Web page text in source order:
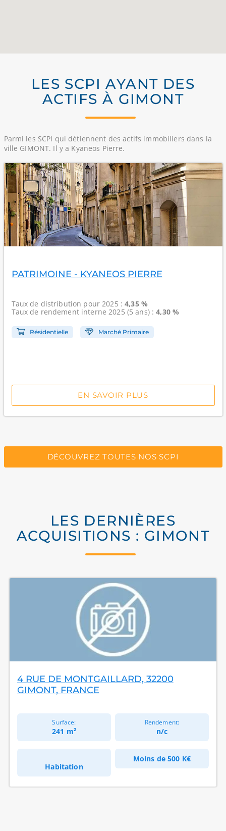
LES SCPI AYANT DES
ACTIFS À GIMONT
Parmi les SCPI qui détiennent des actifs immobiliers dans la
ville GIMONT. Il y a Kyaneos Pierre.
PATRIMOINE - KYANEOS PIERRE
Taux de distribution pour 2025 :4,35 %
Taux de rendement interne2025 (5 ans) :4,30 %
Résidentielle Marché Primaire
EN SAVOIR PLUS
DÉCOUVREZ TOUTES NOS SCPI
LES DERNIÈRES
ACQUISITIONS : GIMONT
4 RUE DE MONTGAILLARD, 32200
GIMONT, FRANCE
Surface:
241 m²
Rendement:
n/c
Habitation
Moins de500 K€